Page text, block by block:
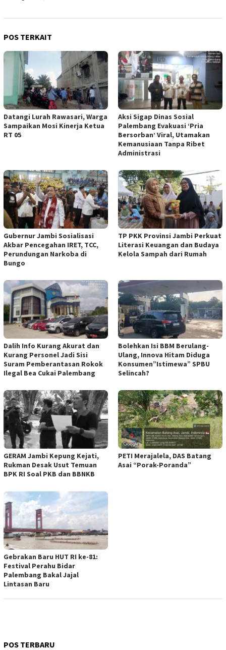
POS TERKAIT
Datangi Lurah Rawasari, Warga
Sampaikan Mosi Kinerja Ketua
RT 05
Aksi Sigap Dinas Sosial
Palembang Evakuasi ‘Pria
Bersorban’ Viral, Utamakan
Kemanusiaan Tanpa Ribet
Administrasi
Gubernur Jambi Sosialisasi
Akbar Pencegahan IRET, TCC,
Perundungan Narkoba di
Bungo
TP PKK Provinsi Jambi Perkuat
Literasi Keuangan dan Budaya
Kelola Sampah dari Rumah
Dalih Info Kurang Akurat dan
Kurang Personel Jadi Sisi
Suram Pemberantasan Rokok
Ilegal Bea Cukai Palembang
Bolehkan Isi BBM Berulang-
Ulang, Innova Hitam Diduga
Konsumen”Istimewa” SPBU
Selincah?
GERAM Jambi Kepung Kejati,
Rukman Desak Usut Temuan
BPK RI Soal PKB dan BBNKB
PETI Merajalela, DAS Batang
Asai “Porak-Poranda”
Gebrakan Baru HUT RI ke-81:
Festival Perahu Bidar
Palembang Bakal Jajal
Lintasan Baru
POS TERBARU